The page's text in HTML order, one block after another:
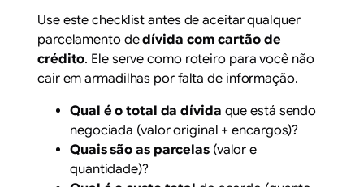
Use este checklist antes de aceitar qualquer
parcelamento dedívida com cartão de
crédito. Ele serve como roteiro para você não
cair em armadilhas por falta de informação.
Qual é o total da dívida que está sendo
negociada (valor original + encargos)?
Quais são as parcelas(valor e
quantidade)?